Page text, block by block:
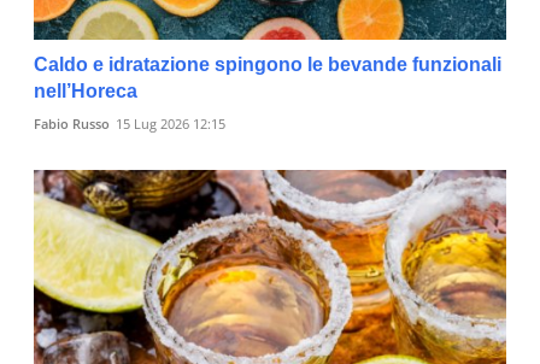
Caldo e idratazione spingono le bevande funzionali
nell’Horeca
Fabio Russo 15 Lug 2026 12:15